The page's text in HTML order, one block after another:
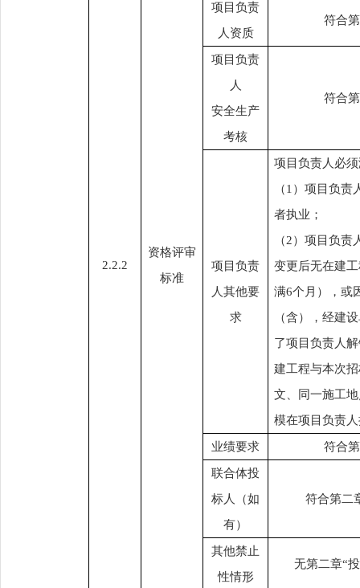
2.2.2
资格评审
标准
项目负责
人资质
符合
项目负责
人
安全生产
考核
符合
项目负责
人其他要
求
项目负责人必
（1）项目负责
者执业；
（2）项目负责
变更后无在建
满6个月），或
（含），经建
了项目负责人
建工程与本次
文、同一施工
模在项目负责
业绩要求 符合
联合体投
标人（如
有）
符合第二
其他禁止
性情形
无第二章“